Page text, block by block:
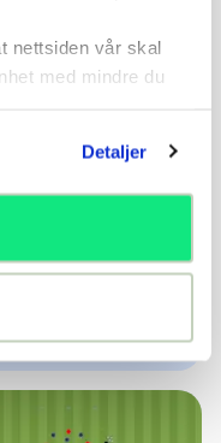
nettsiden vår skal
med mindre du
Detaljer
F2 Spilløvelse - 68